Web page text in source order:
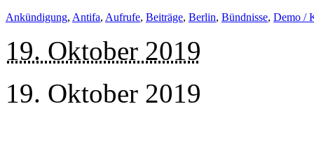
Ankündigung, Antifa, Aufrufe, Beiträge, Berlin, Bündnisse, Demo /
19. Oktober 2019
19. Oktober 2019